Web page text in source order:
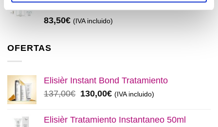
83,50€ (IVA incluido)
OFERTAS
Elisièr Instant Bond Tratamiento
137,00€ El
original
130,00€El
actual
(IVA incluido)
Elisièr Tratamiento Instantaneo 50ml